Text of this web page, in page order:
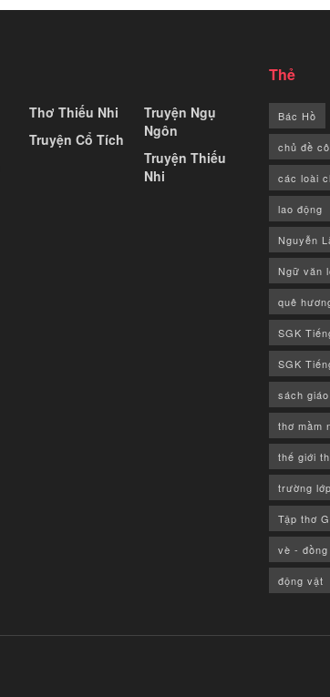
Thơ Thiếu Nhi
Truyện Cổ Tích
Truyện Ngụ
Ngôn
Truyện Thiếu
Nhi
Thẻ
Bác Hồ
chủ đề
các loài
lao động
Nguyễn
Ngữ văn
quê
SGK
SGK
sách
thơ mầm
thế giới
trường lớp
Tập thơ
vè - đồng
động vật